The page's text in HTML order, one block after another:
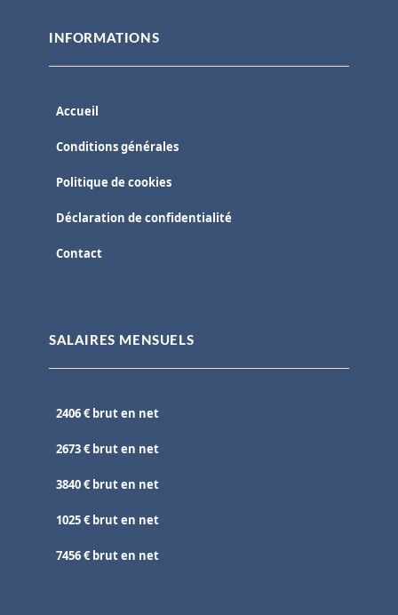
INFORMATIONS
Accueil
Conditions générales
Politique de cookies
Déclaration de confidentialité
Contact
SALAIRES MENSUELS
2406 € brut en net
2673 € brut en net
3840 € brut en net
1025 € brut en net
7456 € brut en net